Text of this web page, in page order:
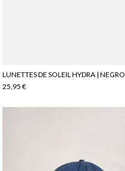
LUNETTES DE SOLEIL HYDRA | NEGRO
25,95 €